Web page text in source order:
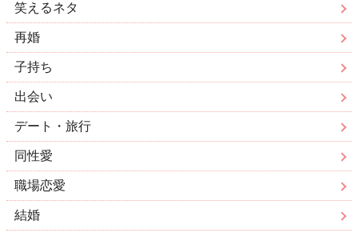
笑えるネタ
再婚
子持ち
出会い
デート・旅行
同性愛
職場恋愛
結婚